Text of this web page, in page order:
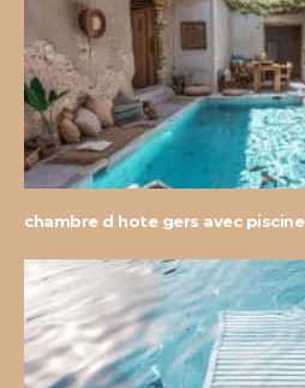
chambre d hote gers avec piscine